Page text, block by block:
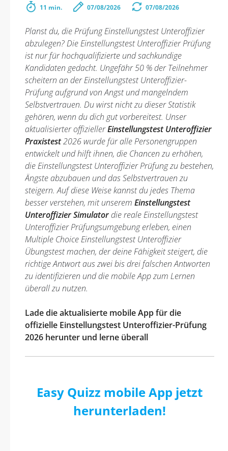
11 min. 07/08/2026 07/08/2026
Planst du, die Prüfung Einstellungstest Unteroffizier
abzulegen? Die Einstellungstest Unteroffizier Prüfung
ist nur für hochqualifizierte und sachkundige
Kandidaten gedacht. Ungefähr 50 % der Teilnehmer
scheitern an der Einstellungstest Unteroffizier-
Prüfung aufgrund von Angst und mangelndem
Selbstvertrauen. Du wirst nicht zu dieser Statistik
gehören, wenn du dich gut vorbereitest. Unser
aktualisierter offiziellerEinstellungstest Unteroffizier
Praxistest2026 wurde für alle Personengruppen
entwickelt und hilft ihnen, die Chancen zu erhöhen,
die Einstellungstest Unteroffizier Prüfung zu bestehen,
Ängste abzubauen und das Selbstvertrauen zu
steigern. Auf diese Weise kannst du jedes Thema
besser verstehen, mit unserem Einstellungstest
Unteroffizier Simulatordie reale Einstellungstest
Unteroffizier Prüfungsumgebung erleben, einen
Multiple Choice Einstellungstest Unteroffizier
Übungstest machen, der deine Fähigkeit steigert, die
richtige Antwort aus zwei bis drei falschen Antworten
zu identifizieren und die mobile App zum Lernen
überall zu nutzen.
Lade die aktualisierte mobile App für die
offizielle Einstellungstest Unteroffizier-Prüfung
2026 herunter und lerne überall
Easy Quizz mobile App jetzt
herunterladen!